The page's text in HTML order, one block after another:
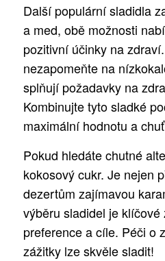
Další populární sladidla
a med, obě možnosti
pozitivní účinky na
nezapomeňte na
splňují požadavky na
Kombinujte tyto sladké
maximální hodnotu a
Pokud hledáte chutné
kokosový cukr. Je nejen
dezertům zajímavou
výběru sladidel je
preference a cíle. Péči o
zážitky lze skvěle sladit!